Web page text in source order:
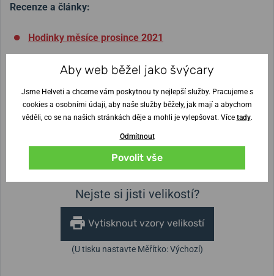
Recenze a články:
Hodinky měsíce prosince 2021
Jurečka
Šířka řemínku
Výška pouzdra Průměr pouzdra
35 mm
Nejste si jisti velikostí?
Vytisknout vzory velikostí
(U tisku nastavte Měřítko: Výchozí)
Aby web běžel jako švýcary
Jsme Helveti a chceme vám poskytnou ty nejlepší služby. Pracujeme s
cookies a osobními údaji, aby naše služby běžely, jak mají a abychom
věděli, co se na našich stránkách děje a mohli je vylepšovat. Více tady.
Odmítnout
Povolit vše